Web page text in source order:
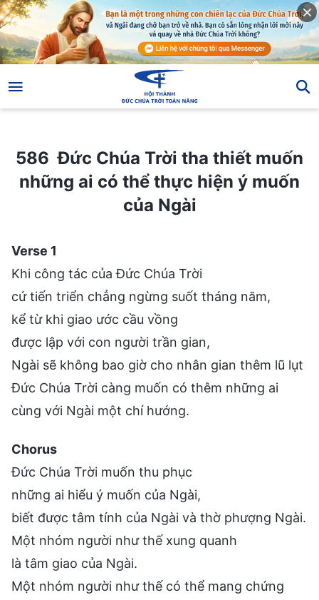
586 Đức Chúa Trời tha thiết muốn
những ai có thể thực hiện ý muốn
của Ngài
Verse 1
Khi công tác của Đức Chúa Trời
cứ tiến triển chẳng ngừng suốt tháng năm,
kể từ khi giao ước cầu vồng
được lập với con người trần gian,
Ngài sẽ không bao giờ cho nhân gian thêm lũ lụt
Đức Chúa Trời càng muốn có thêm những ai
cùng với Ngài một chí hướng.
Chorus
Đức Chúa Trời muốn thu phục
những ai hiểu ý muốn của Ngài,
biết được tâm tính của Ngài và thờ phượng Ngài.
Một nhóm người như thế xung quanh
là tâm giao của Ngài.
Một nhóm người như thế có thể mang chứng